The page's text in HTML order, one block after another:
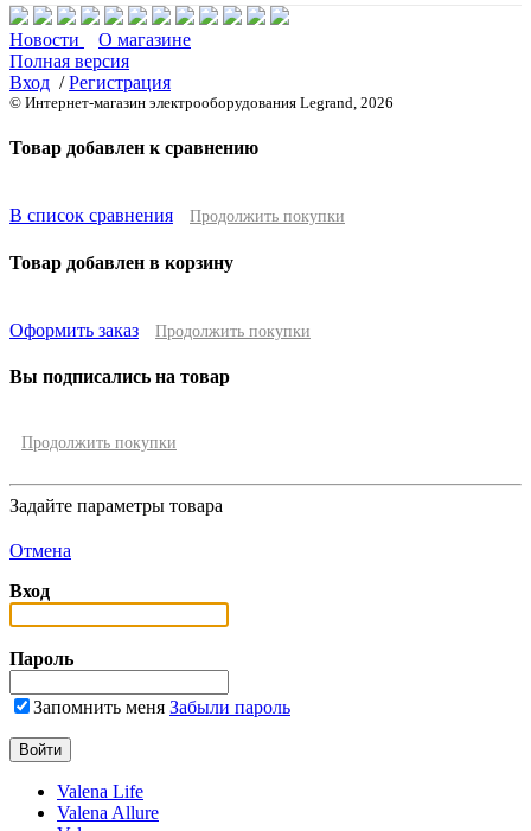
Новости
О магазине
Полная версия
Вход /Регистрация
© Интернет-магазин электрооборудования Legrand, 2026
Товар добавлен к сравнению
В список сравнения Продолжить покупки
Товар добавлен в корзину
Оформить заказ Продолжить покупки
Вы подписались на товар
Продолжить покупки
Задайте параметры товара
Отмена
Вход
Пароль
Запомнить меня Забыли пароль
Valena Life
Valena Allure